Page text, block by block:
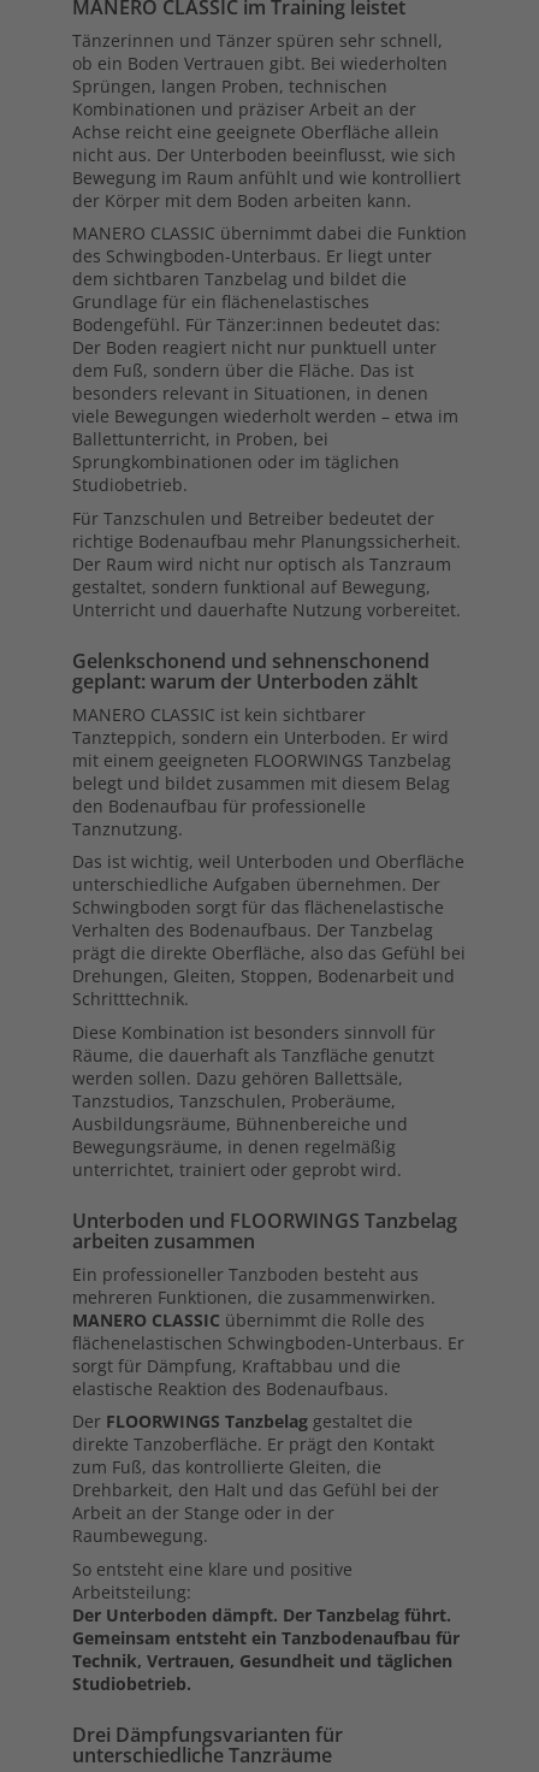
MANERO CLASSIC im Training leistet
Tänzerinnen und Tänzer spüren sehr schnell,
ob ein Boden Vertrauen gibt. Bei wiederholten
Sprüngen, langen Proben, technischen
Kombinationen und präziser Arbeit an der
Achse reicht eine geeignete Oberfläche allein
nicht aus. Der Unterboden beeinflusst, wie sich
Bewegung im Raum anfühlt und wie kontrolliert
der Körper mit dem Boden arbeiten kann.
MANERO CLASSIC übernimmt dabei die Funktion
des Schwingboden-Unterbaus. Er liegt unter
dem sichtbaren Tanzbelag und bildet die
Grundlage für ein flächenelastisches
Bodengefühl. Für Tänzer:innen bedeutet das:
Der Boden reagiert nicht nur punktuell unter
dem Fuß, sondern über die Fläche. Das ist
besonders relevant in Situationen, in denen
viele Bewegungen wiederholt werden – etwa im
Ballettunterricht, in Proben, bei
Sprungkombinationen oder im täglichen
Studiobetrieb.
Für Tanzschulen und Betreiber bedeutet der
richtige Bodenaufbau mehr Planungssicherheit.
Der Raum wird nicht nur optisch als Tanzraum
gestaltet, sondern funktional auf Bewegung,
Unterricht und dauerhafte Nutzung vorbereitet.
Gelenkschonend und sehnenschonend
geplant: warum der Unterboden zählt
MANERO CLASSIC ist kein sichtbarer
Tanzteppich, sondern ein Unterboden. Er wird
mit einem geeigneten FLOORWINGS Tanzbelag
belegt und bildet zusammen mit diesem Belag
den Bodenaufbau für professionelle
Tanznutzung.
Das ist wichtig, weil Unterboden und Oberfläche
unterschiedliche Aufgaben übernehmen. Der
Schwingboden sorgt für das flächenelastische
Verhalten des Bodenaufbaus. Der Tanzbelag
prägt die direkte Oberfläche, also das Gefühl bei
Drehungen, Gleiten, Stoppen, Bodenarbeit und
Schritttechnik.
Diese Kombination ist besonders sinnvoll für
Räume, die dauerhaft als Tanzfläche genutzt
werden sollen. Dazu gehören Ballettsäle,
Tanzstudios, Tanzschulen, Proberäume,
Ausbildungsräume, Bühnenbereiche und
Bewegungsräume, in denen regelmäßig
unterrichtet, trainiert oder geprobt wird.
Unterboden und FLOORWINGS Tanzbelag
arbeiten zusammen
Ein professioneller Tanzboden besteht aus
mehreren Funktionen, die zusammenwirken.
MANERO CLASSIC übernimmt die Rolle des
flächenelastischen Schwingboden-Unterbaus. Er
sorgt für Dämpfung, Kraftabbau und die
elastische Reaktion des Bodenaufbaus.
Der FLOORWINGS Tanzbelag gestaltet die
direkte Tanzoberfläche. Er prägt den Kontakt
zum Fuß, das kontrollierte Gleiten, die
Drehbarkeit, den Halt und das Gefühl bei der
Arbeit an der Stange oder in der
Raumbewegung.
So entsteht eine klare und positive
Arbeitsteilung:
Der Unterboden dämpft. Der Tanzbelag führt.
Gemeinsam entsteht ein Tanzbodenaufbau für
Technik, Vertrauen, Gesundheit und täglichen
Studiobetrieb.
Drei Dämpfungsvarianten für
unterschiedliche Tanzräume